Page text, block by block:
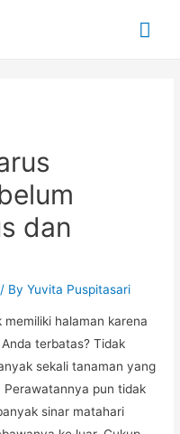
dan
/ ByYuvita Puspitasari
halaman karena
Anda terbatas? Tidak
sekali tanaman yang
Perawatannya pun tidak
sinar matahari